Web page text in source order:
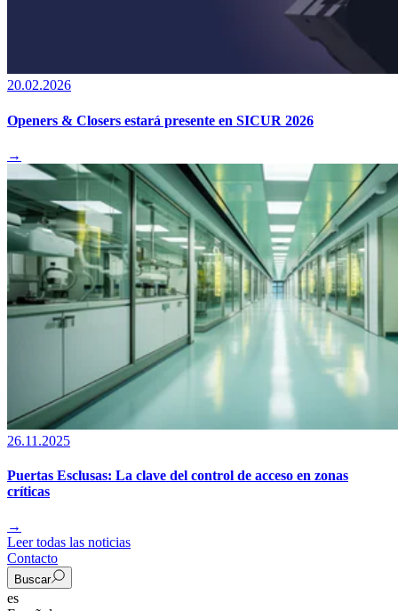
20.02.2026
Openers & Closers estará presente en SICUR 2026
→
26.11.2025
Puertas Esclusas: La clave del control de acceso en zonas
críticas
→
Leer todas las noticias
Contacto
Buscar
es